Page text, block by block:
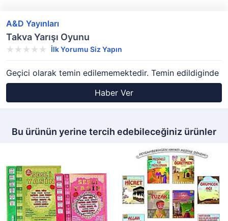
A&D Yayınları
Takva Yarışı Oyunu
İlk Yorumu Siz Yapın
Geçici olarak temin edilememektedir. Temin edildiginde
Haber Ver
Bu ürünün yerine tercih edebileceğiniz ürünler